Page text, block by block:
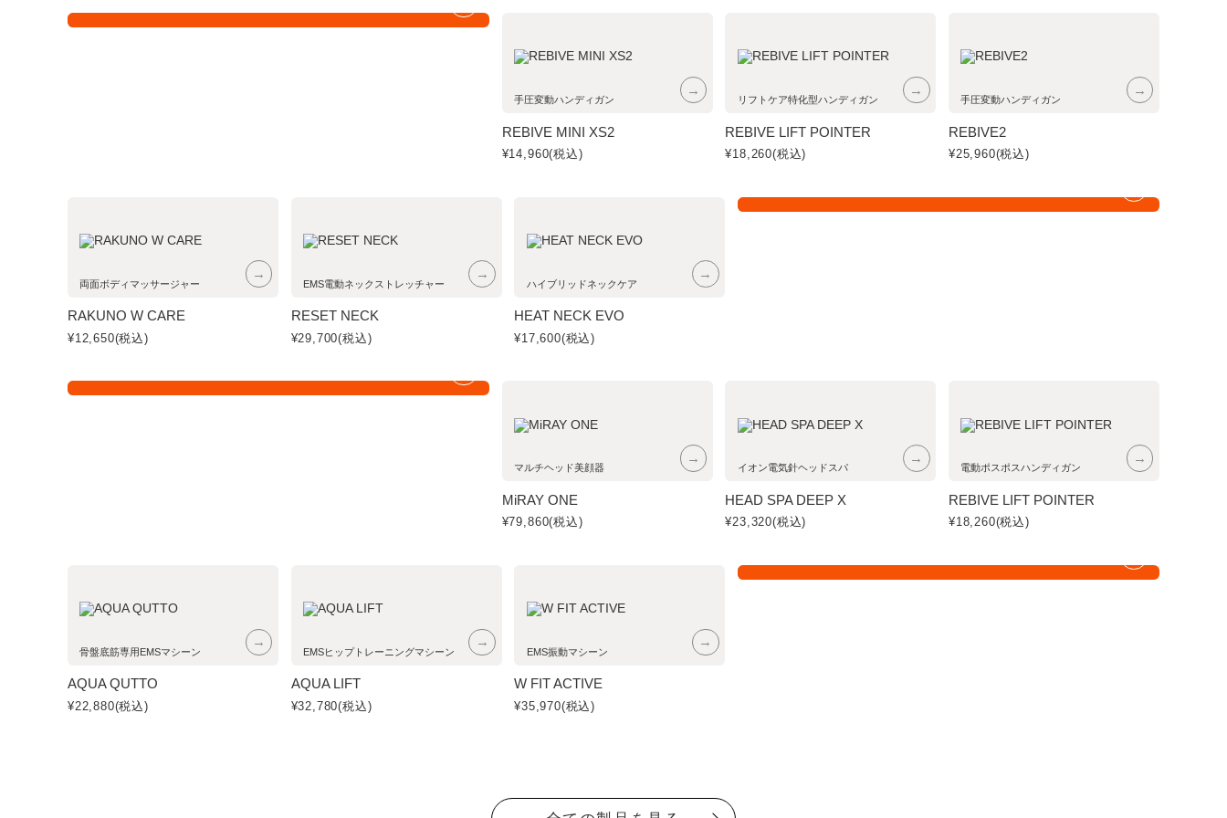
手圧変動ハンディガン
→
REBIVE MINI XS2
¥14,960(税込)
リフトケア特化型ハンディガン
→
REBIVE LIFT POINTER
¥18,260(税込)
手圧変動ハンディガン
→
REBIVE2
¥25,960(税込)
両面ボディマッサージャー
→
RAKUNO W CARE
¥12,650(税込)
EMS電動ネックストレッチャー
→
RESET NECK
¥29,700(税込)
ハイブリッドネックケア
→
HEAT NECK EVO
¥17,600(税込)
マルチヘッド美顔器
→
MiRAY ONE
¥79,860(税込)
イオン電気針ヘッドスパ
→
HEAD SPA DEEP X
¥23,320(税込)
電動ポスポスハンディガン
→
REBIVE LIFT POINTER
¥18,260(税込)
骨盤底筋専用EMSマシーン
→
AQUA QUTTO
¥22,880(税込)
EMSヒップトレーニングマシーン
→
AQUA LIFT
¥32,780(税込)
EMS振動マシーン
→
W FIT ACTIVE
¥35,970(税込)